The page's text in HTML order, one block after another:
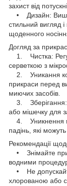
захист від
• Дизайн:
стильний вигляд
щоденного
Догляд за
1. Чистка:
серветкою з
2. Уникання
прикраси перед
миючих засобів.
3. Зберігання:
або мішечку для
4. Уникнення
падінь, які
Рекомендації
• Знімайте
водними
• Не
хлорованою або